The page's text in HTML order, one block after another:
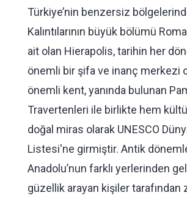
Türkiye’nin benzersiz
Kalıntılarının büyük bölümü
ait olan Hierapolis, tarihin her
önemli bir şifa ve inanç merkezi
önemli kent, yanında bulunan
Travertenleri ile birlikte hem
doğal miras olarak UNESCO
Listesi'ne girmiştir. Antik
Anadolu’nun farklı yerlerinden
güzellik arayan kişiler tarafından